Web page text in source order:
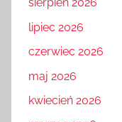
sierpień 2026
lipiec 2026
czerwiec 2026
maj 2026
kwiecień 2026